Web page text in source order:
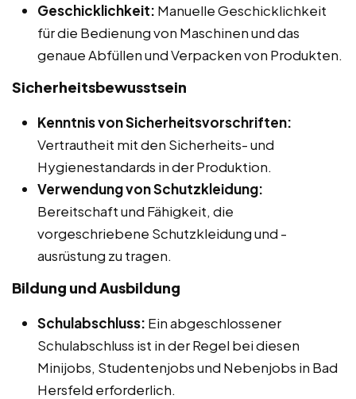
Geschicklichkeit: Manuelle Geschicklichkeit
für die Bedienung von Maschinen und das
genaue Abfüllen und Verpacken von Produkten.
Sicherheitsbewusstsein
Kenntnis von Sicherheitsvorschriften:
Vertrautheit mit den Sicherheits- und
Hygienestandards in der Produktion.
Verwendung von Schutzkleidung:
Bereitschaft und Fähigkeit, die
vorgeschriebene Schutzkleidung und -
ausrüstung zu tragen.
Bildung und Ausbildung
Schulabschluss: Ein abgeschlossener
Schulabschluss ist in der Regel bei diesen
Minijobs, Studentenjobs und Nebenjobs in Bad
Hersfeld erforderlich.